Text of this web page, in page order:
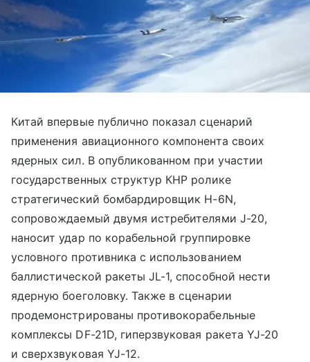
Китай впервые публично показал сценарий
применения авиационного компонента своих
ядерных сил. В опубликованном при участии
государственных структур КНР ролике
стратегический бомбардировщик H-6N,
сопровождаемый двумя истребителями J-20,
наносит удар по корабельной группировке
условного противника с использованием
баллистической ракеты JL-1, способной нести
ядерную боеголовку. Также в сценарии
продемонстрированы противокорабельные
комплексы DF-21D, гиперзвуковая ракета YJ-20
и сверхзвуковая YJ-12.